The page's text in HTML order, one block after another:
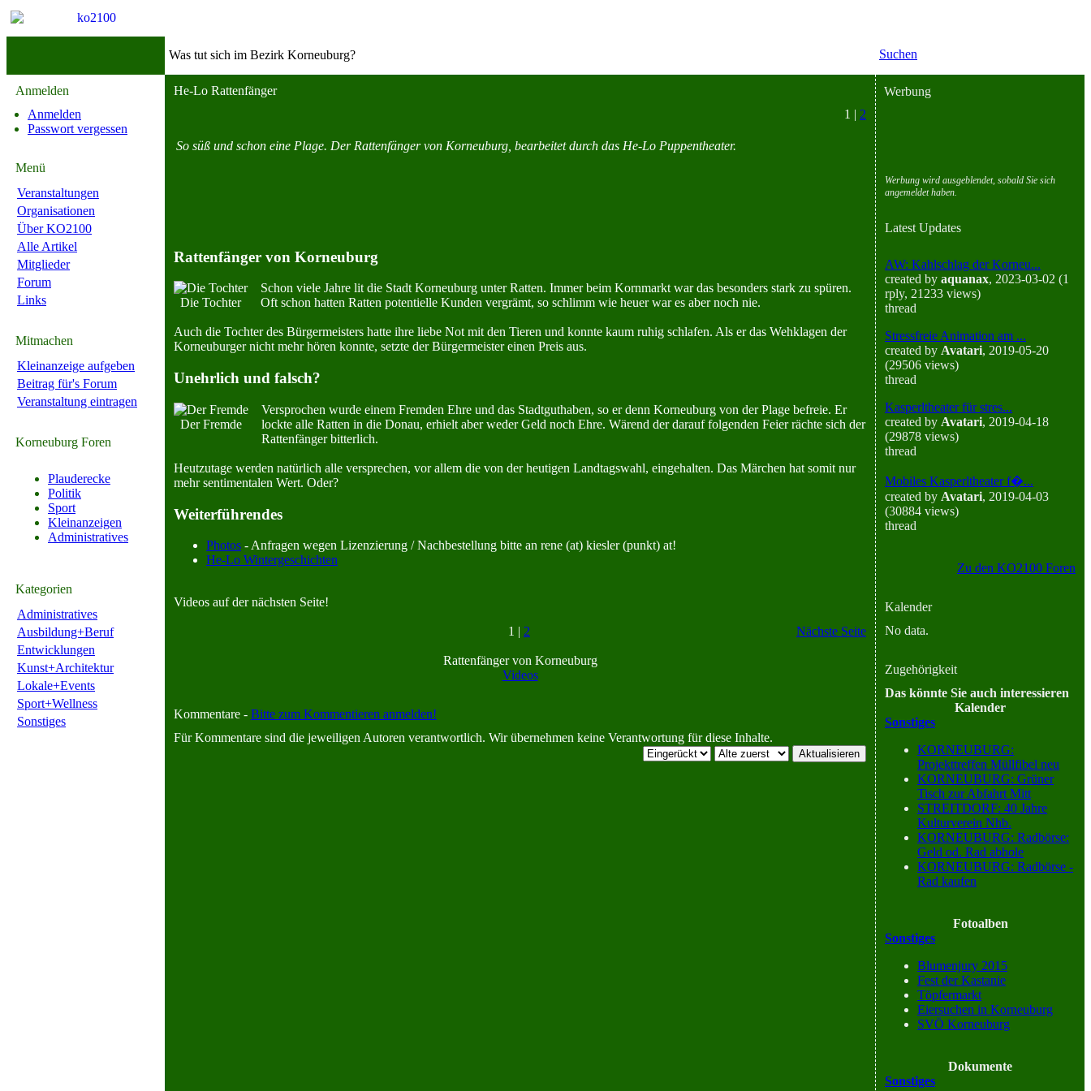
Was tut sich im Bezirk Korneuburg? Suchen
Anmelden
Anmelden
Passwort vergessen
Menü
Veranstaltungen
Organisationen
Über KO2100
Alle Artikel
Mitglieder
Forum
Links
Mitmachen
Kleinanzeige aufgeben
Beitrag für's Forum
Veranstaltung eintragen
Korneuburg Foren
Plauderecke
Politik
Sport
Kleinanzeigen
Administratives
Kategorien
Administratives
Ausbildung+Beruf
Entwicklungen
Kunst+Architektur
Lokale+Events
Sport+Wellness
Sonstiges
He-Lo Rattenfänger
1 | 2
So süß und schon eine Plage. Der Rattenfänger von Korneuburg, bearbeitet durch das He-Lo Puppentheater.
Rattenfänger von Korneuburg
Die Tochter
Schon viele Jahre lit die Stadt Kor­neu­burg un­ter Ratten. Immer beim Kornmarkt war das be­son­ders stark zu spüren.
Oft schon hatten Ratten potentielle Kunden vergrämt, so schlimm wie heuer war es aber noch nie.
Auch die Tochter des Bürger­meis­ters hatte ihre liebe Not mit den Tieren und konnte kaum ruhig schlafen. Als er das Wehklagen der
Kor­neu­burger nicht mehr hören konnte, setzte der Bürger­meis­ter einen Preis aus.
Unehrlich und falsch?
Der Fremde
Versprochen wur­de einem Fremden Ehre und das Stadtguthaben, so er denn Kor­neu­burg von der Plage befreie. Er
lockte alle Ratten in die Donau, erhielt aber weder Geld noch Ehre. Wärend der darauf folgenden Feier rächte sich der
Rattenfänger bitterlich.
Heutzutage wer­den natürlich alle versprechen, vor allem die von der heutigen Landtagswahl, einge­halt­en. Das Märchen hat somit nur
mehr sentimentalen Wert. Oder?
Weiterführendes
Pho­tos - Anfragen wegen Lizenzierung / Nachbestellung bitte an rene (at) kiesler (punkt) at!
He-Lo Wintergeschichten
Vi­de­os auf der nächsten Seite!
Nächste Seite
1 | 2
Rattenfänger von Korneuburg
Videos
Kommentare - Bitte zum Kommentieren anmelden!
Für Kommentare sind die jeweiligen Autoren verantwortlich. Wir übernehmen keine Verantwortung für diese Inhalte.
Werbung
Werbung wird ausgeblendet, sobald Sie sich
angemeldet haben.
Latest Updates
AW: Kahlschlag der Korneu...
created by aquanax, 2023-03-02 (1
rply, 21233 views)
thread
Stressfreie Animation am ...
created by Avatari, 2019-05-20
(29506 views)
thread
Kasperltheater für stres...
created by Avatari, 2019-04-18
(29878 views)
thread
Mobiles Kasperltheater f�...
created by Avatari, 2019-04-03
(30884 views)
thread
Zu den KO2100 Foren
Kalender
No data.
Zugehörigkeit
Das könnte Sie auch interessieren
Kalender
Sonstiges
KORNEUBURG:
Projekttreffen Müllfibel neu
KORNEUBURG: Grüner
Tisch zur Abfahrt Mitt
STREITDORF: 40 Jahre
Kulturverein Nhb.
KORNEUBURG: Radbörse:
Geld od. Rad abhole
KORNEUBURG: Radbörse -
Rad kaufen
Fotoalben
Sonstiges
Blumenjury 2015
Fest der Kastanie
Töpfermarkt
Eiersuchen in Korneuburg
SVÖ Korneuburg
Dokumente
Sonstiges